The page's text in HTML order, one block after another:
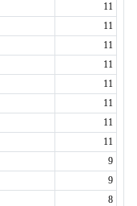
11
11
11
11
11
11
11
11
9
9
8